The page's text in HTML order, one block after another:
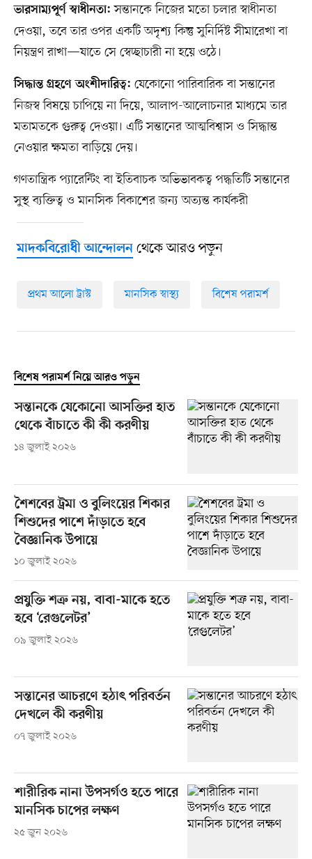
ভারসাম্যপূর্ণ স্বাধীনতা: সন্তানকে নিজের মতো চলার স্বাধীনতা
দেওয়া, তবে তার ওপর একটি অদৃশ্য কিন্তু সুনির্দিষ্ট সীমারেখা বা
নিয়ন্ত্রণ রাখা—যাতে সে স্বেচ্ছাচারী না হয়ে ওঠে।
সিদ্ধান্ত গ্রহণে অংশীদারিত্ব: যেকোনো পারিবারিক বা সন্তানের
নিজস্ব বিষয়ে চাপিয়ে না দিয়ে, আলাপ-আলোচনার মাধ্যমে তার
মতামতকে গুরুত্ব দেওয়া। এটি সন্তানের আত্মবিশ্বাস ও সিদ্ধান্ত
নেওয়ার ক্ষমতা বাড়িয়ে দেয়।
গণতান্ত্রিক প্যারেন্টিং বা ইতিবাচক অভিভাবকত্ব পদ্ধতিটি সন্তানের
সুস্থ ব্যক্তিত্ব ও মানসিক বিকাশের জন্য অত্যন্ত কার্যকরী
মাদকবিরোধী আন্দোলনথেকে আরও পড়ুন
প্রথম আলো ট্রাস্ট মানসিক স্বাস্থ্য বিশেষ পরামর্শ
বিশেষ পরামর্শ নিয়ে আরও পড়ুন
সন্তানকে যেকোনো আসক্তির হাত
থেকে বাঁচাতে কী কী করণীয়
১৪ জুলাই ২০২৬
শৈশবের ট্রমা ও বুলিংয়ের শিকার
শিশুদের পাশে দাঁড়াতে হবে
বৈজ্ঞানিক উপায়ে
১০ জুলাই ২০২৬
প্রযুক্তি শত্রু নয়, বাবা-মাকে হতে
হবে ‘রেগুলেটর’
০৯ জুলাই ২০২৬
সন্তানের আচরণে হঠাৎ পরিবর্তন
দেখলে কী করণীয়
০৭ জুলাই ২০২৬
শারীরিক নানা উপসর্গও হতে পারে
মানসিক চাপের লক্ষণ
২৫ জুন ২০২৬